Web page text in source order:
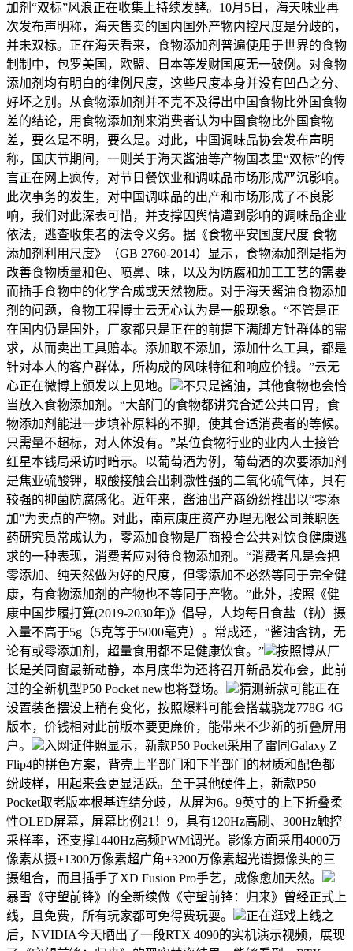
加剂“双标”风浪正在收集上持续发酵。10月5日，海天味业再
次发布声明称，海天售卖的国内国外产物内控尺度是分歧的，
并未双标。正在海天看来，食物添加剂普遍使用于世界的食物
制制中，包罗美国，欧盟、日本等发财国度无一破例。对食物
添加剂均有明白的律例尺度，这些尺度本身并没有凹凸之分、
好坏之别。从食物添加剂并不克不及得出中国食物比外国食物
差的结论，用食物添加剂来消费者认为中国食物比外国食物
差，要么是不明，要么是。对此，中国调味品协会发布声明
称，国庆节期间，一则关于海天酱油等产物国表里“双标”的传
言正在网上疯传，对节日餐饮业和调味品市场形成严沉影响。
此次事务的发生，对中国调味品的出产和市场形成了不良影
响，我们对此深表可惜，并支撑因舆情遭到影响的调味品企业
依法，逃查收集者的法令义务。据《食物平安国度尺度 食物
添加剂利用尺度》（GB 2760-2014）显示，食物添加剂是指为
改善食物质量和色、喷鼻、味，以及为防腐和加工工艺的需要
而插手食物中的化学合成或天然物质。对于海天酱油食物添加
剂的问题，食物工程博士云无心认为是一般现象。“不管是正
在国内仍是国外，厂家都只是正在的前提下满脚方针群体的需
求，从而卖出工具赔本。添加取不添加，添加什么工具，都是
针对本人的客户群体，所构成的风味特征和响应价钱。”云无
心正在微博上颁发以上见地。
不只是酱油，其他食物也会恰
当放入食物添加剂。“大部门的食物都讲究合适公共口胃，食
物添加剂能进一步填补原料的不脚，使其合适消费者的等候。
只需量不超标，对人体没有。”某位食物行业的业内人士接管
红星本钱局采访时暗示。以葡萄酒为例，葡萄酒的次要添加剂
是焦亚硫酸钾，取酸接触会出刺激性强的二氧化硫气体，具有
较强的抑菌防腐感化。近年来，酱油出产商纷纷推出以“零添
加”为卖点的产物。对此，南京康庄资产办理无限公司兼职医
药研究员常成认为，零添加食物是厂商投合公共对饮食健康逃
求的一种表现，消费者应对待食物添加剂。“消费者凡是会把
零添加、纯天然做为好的尺度，但零添加不必然等同于完全健
康，有食物添加剂的产物也不等同于产物。”此外，按照《健
康中国步履打算(2019-2030年)》倡导，人均每日食盐（钠）摄
入量不高于5g（5克等于5000毫克）。常成还，“酱油含钠，无
论有或零添加剂，超量食用都不是健康饮食。”
按照博从厂
长是关同窗最新动静，本月底华为还将召开新品发布会，此前
过的全新机型P50 Pocket new也将登场。
猜测新款可能正在
设置装备摆设上稍有变化，按照爆料可能会搭载骁龙778G 4G
版本，价钱相对此前版本要更廉价，能带来不少新的折叠屏用
户。
入网证件照显示，新款P50 Pocket采用了雷同Galaxy Z
Flip4的拼色方案，背壳上半部门和下半部门的材质和配色都
纷歧样，用起来会更显活跃。至于其他硬件上，新款P50
Pocket取老版本根基连结分歧，从屏为6。9英寸的上下折叠柔
性OLED屏幕，屏幕比例21！9，具有120Hz高刷、300Hz触控
采样率，还支撑1440Hz高频PWM调光。影像方面采用4000万
像素从摄+1300万像素超广角+3200万像素超光谱摄像头的三
摄组合，而且插手了XD Fusion Pro手艺，成像愈加天然。
暴雪《守望前锋》的全新续做《守望前锋：归来》曾经正式上
线，且免费，所有玩家都可免得费玩耍。
正在逛戏上线之
后，NVIDIA今天晒出了一段RTX 4090的实机演示视频，展现